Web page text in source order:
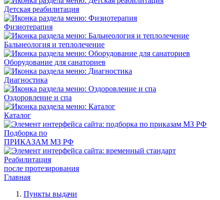
Детская реабилитация
Физиотерапия
Бальнеология и теплолечение
Оборудование для санаториев
Диагностика
Оздоровление и спа
Каталог
Подборка по
ПРИКАЗАМ МЗ РФ
Реабилитация
после протезирования
Главная
Пункты выдачи